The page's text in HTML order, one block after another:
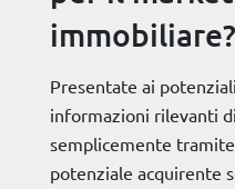
immobiliare?
Presentate ai
informazioni rilevanti
semplicemente tramite
potenziale acquirente